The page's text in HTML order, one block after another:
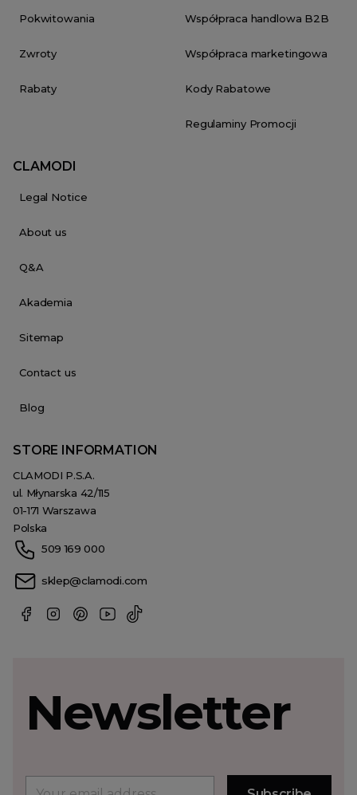
Pokwitowania
Zwroty
Rabaty
Współpraca handlowa B2B
Współpraca marketingowa
Kody Rabatowe
Regulaminy Promocji
CLAMODI
Legal Notice
About us
Q&A
Akademia
Sitemap
Contact us
Blog
STORE INFORMATION
CLAMODI P.S.A.
ul. Młynarska 42/115
01-171 Warszawa
Polska
509 169 000
sklep@clamodi.com
Newsletter